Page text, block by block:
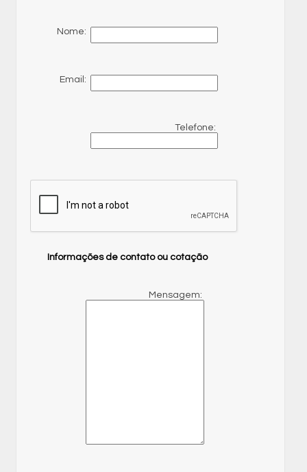
Nome:
Email:
Telefone:
Informações de contato ou cotação
Mensagem: